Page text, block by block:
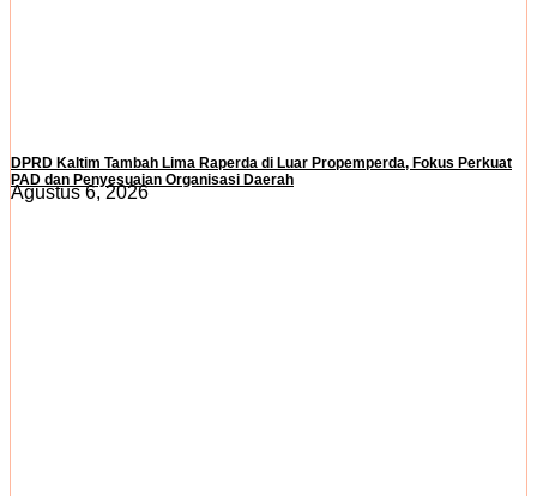
DPRD Kaltim Tambah Lima Raperda di Luar Propemperda, Fokus Perkuat
PAD dan Penyesuaian Organisasi Daerah
Agustus 6, 2026